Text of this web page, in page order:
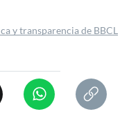
y transparencia de BBCL